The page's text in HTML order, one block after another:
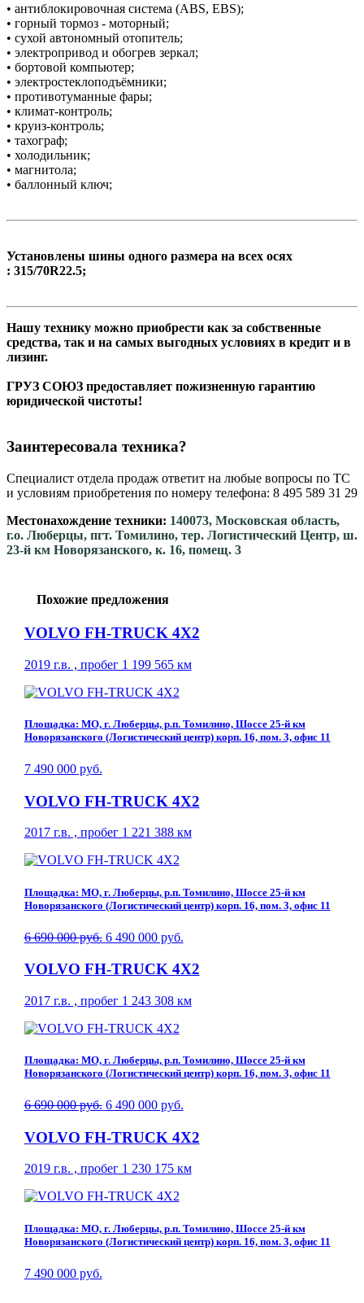
• антиблокировочная система (АBS, EBS);
• горный тормоз - моторный;
• сухой автономный отопитель;
• электропривод и обогрев зеркал;
• бортовой компьютер;
• электростеклоподъёмники;
• противотуманные фары;
• климат-контроль;
• круиз-контроль;
• тахограф;
• холодильник;
• магнитола;
• баллонный ключ;
Установлены шины одного размера на всех осях
: 315/70R22.5;
Нашу технику можно приобрести как за собственные
средства, так и на самых выгодных условиях в кредит и в
лизинг.
ГРУЗ СОЮЗ предоставляет пожизненную гарантию
юридической чистоты!
Заинтересовала техника?
Специалист отдела продаж ответит на любые вопросы по ТС
и условиям приобретения по номеру телефона: 8 495 589 31 29
Местонахождение техники: 140073, Московская область,
г.о. Люберцы, пгт. Томилино, тер. Логистический Центр, ш.
23-й км Новорязанского, к. 16, помещ. 3
Похожие предложения
VOLVO FH-TRUCK 4X2
2019 г.в. , пробег 1 199 565 км
Площадка: МО, г. Люберцы, р.п. Томилино, Шоссе 25-й км
Новорязанского (Логистический центр) корп. 16, пом. 3, офис 11
7 490 000 руб.
VOLVO FH-TRUCK 4X2
2017 г.в. , пробег 1 221 388 км
Площадка: МО, г. Люберцы, р.п. Томилино, Шоссе 25-й км
Новорязанского (Логистический центр) корп. 16, пом. 3, офис 11
6 690 000 руб. 6 490 000 руб.
VOLVO FH-TRUCK 4X2
2017 г.в. , пробег 1 243 308 км
Площадка: МО, г. Люберцы, р.п. Томилино, Шоссе 25-й км
Новорязанского (Логистический центр) корп. 16, пом. 3, офис 11
6 690 000 руб. 6 490 000 руб.
VOLVO FH-TRUCK 4X2
2019 г.в. , пробег 1 230 175 км
Площадка: МО, г. Люберцы, р.п. Томилино, Шоссе 25-й км
Новорязанского (Логистический центр) корп. 16, пом. 3, офис 11
7 490 000 руб.